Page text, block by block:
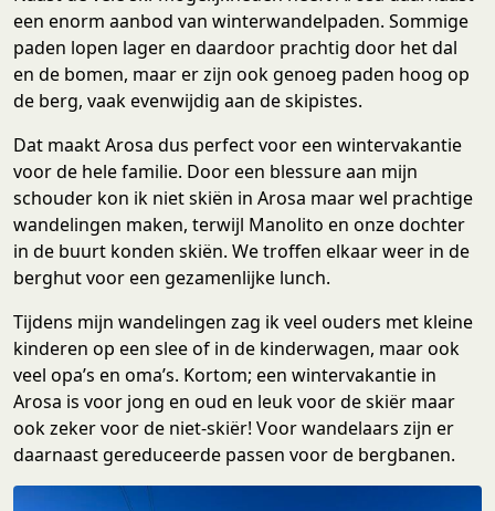
een enorm aanbod van winterwandelpaden. Sommige
paden lopen lager en daardoor prachtig door het dal
en de bomen, maar er zijn ook genoeg paden hoog op
de berg, vaak evenwijdig aan de skipistes.
Dat maakt Arosa dus perfect voor een wintervakantie
voor de hele familie. Door een blessure aan mijn
schouder kon ik niet skiën in Arosa maar wel prachtige
wandelingen maken, terwijl Manolito en onze dochter
in de buurt konden skiën. We troffen elkaar weer in de
berghut voor een gezamenlijke lunch.
Tijdens mijn wandelingen zag ik veel ouders met kleine
kinderen op een slee of in de kinderwagen, maar ook
veel opa’s en oma’s. Kortom; een wintervakantie in
Arosa is voor jong en oud en leuk voor de skiër maar
ook zeker voor de niet-skiër! Voor wandelaars zijn er
daarnaast gereduceerde passen voor de bergbanen.